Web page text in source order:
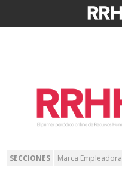
SECCIONES Marca Empleadora